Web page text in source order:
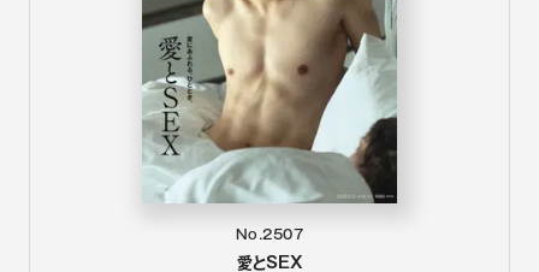
No.2507
愛とSEX